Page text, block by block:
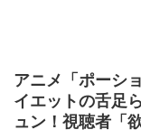
アニメ「ポーシ
イエットの舌足
ュン！視聴者「